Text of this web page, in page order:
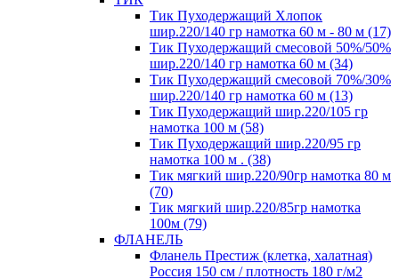
Тик Пуходержащий Хлопок
шир.220/140 гр намотка 60 м - 80 м (17)
Тик Пуходержащий смесовой 50%/50%
шир.220/140 гр намотка 60 м (34)
Тик Пуходержащий смесовой 70%/30%
шир.220/140 гр намотка 60 м (13)
Тик Пуходержащий шир.220/105 гр
намотка 100 м (58)
Тик Пуходержащий шир.220/95 гр
намотка 100 м . (38)
Тик мягкий шир.220/90гр намотка 80 м
(70)
Тик мягкий шир.220/85гр намотка
100м (79)
ФЛАНЕЛЬ
Фланель Престиж (клетка, халатная)
Россия 150 см / плотность 180 г/м2